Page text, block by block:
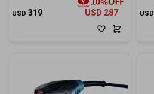
USD 319 USD 287 USD